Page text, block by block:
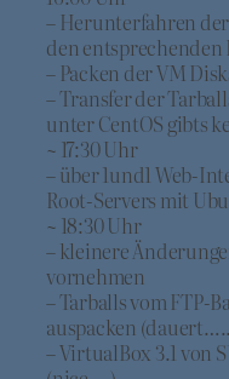
– Herunterfahren
den entsprechenden
– Packen der VM
– Transfer der
unter CentOS gibts
~ 17:30 Uhr
– über 1und1 Web-
Root-Servers mit
~ 18:30 Uhr
– kleinere
vornehmen
– Tarballs vom FTP-
auspacken
– VirtualBox 3.1 von